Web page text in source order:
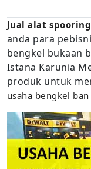
Mesin Air
Jual alat
anda para
bengkel bukaan
Istana Karunia
produk untuk
usaha bengkel ban